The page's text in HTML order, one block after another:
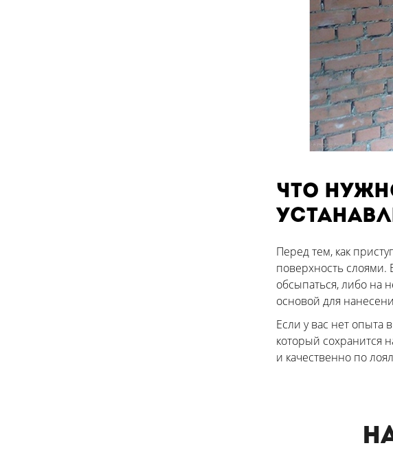
Что
Перед тем, как
поверхность слоями.
обсыпаться, либо на
основой для
Если у вас нет опыта
который сохранится
и качественно по